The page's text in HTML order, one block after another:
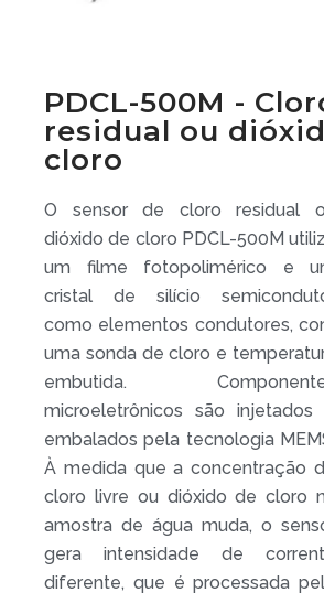
PDCL-500M -
residual ou
cloro
O sensor de cloro residual
dióxido de cloro PDCL-500M
um filme fotopolimérico e
cristal de silício
como elementos condutores,
uma sonda de cloro e
embutida.
microeletrônicos são injetados
embalados pela tecnologia
À medida que a concentração
cloro livre ou dióxido de cloro
amostra de água muda, o
gera intensidade de
diferente, que é processada